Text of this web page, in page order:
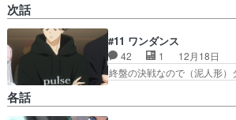
次話
#11 ワンダンス
42 1
12月18日
終盤の決戦なので（泥人
各話